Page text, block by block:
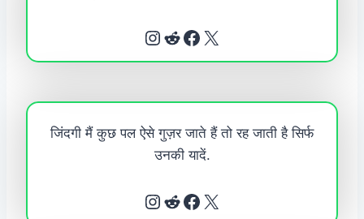
Instagram Reddit Facebook X
जिंदगी मैं कुछ पल ऐसे गुज़र जाते हैं तो रह जाती है सिर्फ
उनकी यादें.
Instagram Reddit Facebook X